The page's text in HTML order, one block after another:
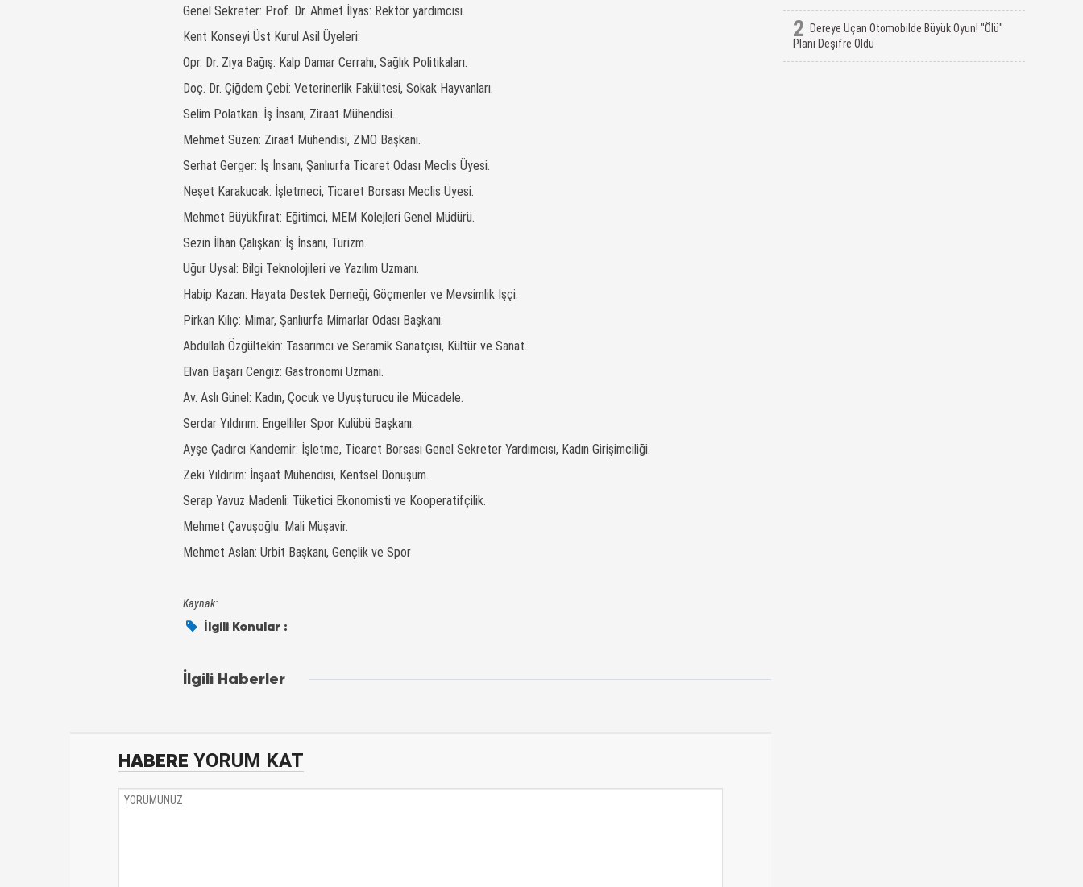
Genel Sekreter: Prof. Dr. Ahmet İlyas: Rektör yardımcısı.
Kent Konseyi Üst Kurul Asil Üyeleri:
Opr. Dr. Ziya Bağış: Kalp Damar Cerrahı, Sağlık Politikaları.
Doç. Dr. Çiğdem Çebi: Veterinerlik Fakültesi, Sokak Hayvanları.
Selim Polatkan: İş İnsanı, Ziraat Mühendisi.
Mehmet Süzen: Ziraat Mühendisi, ZMO Başkanı.
Serhat Gerger: İş İnsanı, Şanlıurfa Ticaret Odası Meclis Üyesi.
Neşet Karakucak: İşletmeci, Ticaret Borsası Meclis Üyesi.
Mehmet Büyükfırat: Eğitimci, MEM Kolejleri Genel Müdürü.
Sezin İlhan Çalışkan: İş İnsanı, Turizm.
Uğur Uysal: Bilgi Teknolojileri ve Yazılım Uzmanı.
Habip Kazan: Hayata Destek Derneği, Göçmenler ve Mevsimlik İşçi.
Pirkan Kılıç: Mimar, Şanlıurfa Mimarlar Odası Başkanı.
Abdullah Özgültekin: Tasarımcı ve Seramik Sanatçısı, Kültür ve Sanat.
Elvan Başarı Cengiz: Gastronomi Uzmanı.
Av. Aslı Günel: Kadın, Çocuk ve Uyuşturucu ile Mücadele.
Serdar Yıldırım: Engelliler Spor Kulübü Başkanı.
Ayşe Çadırcı Kandemir: İşletme, Ticaret Borsası Genel Sekreter Yardımcısı, Kadın Girişimciliği.
Zeki Yıldırım: İnşaat Mühendisi, Kentsel Dönüşüm.
Serap Yavuz Madenli: Tüketici Ekonomisti ve Kooperatifçilik.
Mehmet Çavuşoğlu: Mali Müşavir.
Mehmet Aslan: Urbit Başkanı, Gençlik ve Spor
Kaynak:
İlgili Konular :
İlgili Haberler
HABERE YORUM KAT
2
Dereye Uçan Otomobilde Büyük Oyun! "Ölü"
Planı Deşifre Oldu